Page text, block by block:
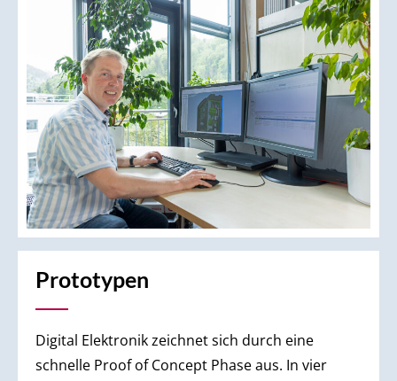
Prototypen
Digital Elektronik zeichnet sich durch eine
schnelle Proof of Concept Phase aus. In vier